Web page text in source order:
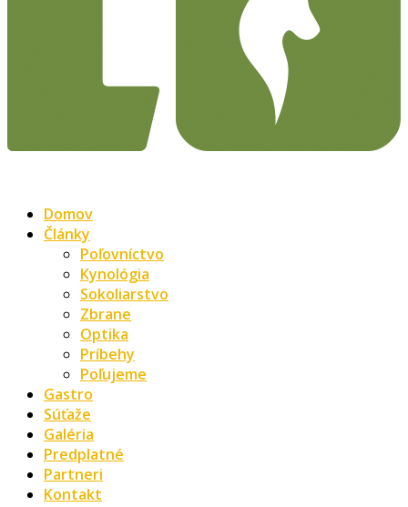
Domov
Články
Poľovníctvo
Kynológia
Sokoliarstvo
Zbrane
Optika
Príbehy
Poľujeme
Gastro
Súťaže
Galéria
Predplatné
Partneri
Kontakt